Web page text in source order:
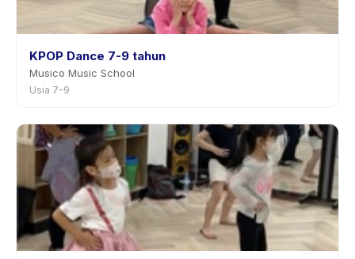
KPOP Dance 7-9 tahun
Musico Music School
Usia 7–9